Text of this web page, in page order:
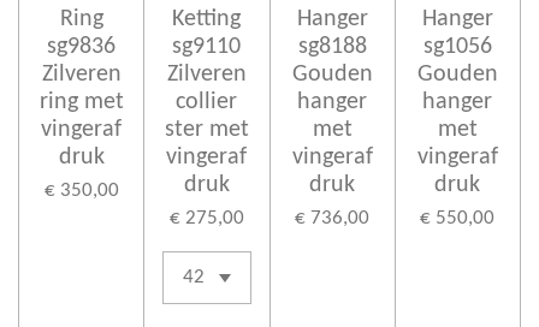
Ring
sg9836
Zilveren
ring met
vingeraf
druk
€ 350,00
Ketting
sg9110
Zilveren
collier
ster met
vingeraf
druk
€ 275,00
Hanger
sg8188
Gouden
hanger
met
vingeraf
druk
€ 736,00
Hanger
sg1056
Gouden
hanger
met
vingeraf
druk
€ 550,00